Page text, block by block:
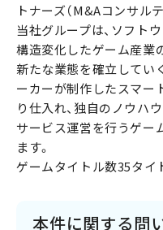
トナーズ（M&Aコンサル
当社グループは、ソフト
構造変化したゲーム産業
新たな業態を確立してい
ーカーが制作したスマー
り仕入れ、独自のノウハ
サービス運営を行うゲー
ます。
ゲームタイトル数35タイ
本件に関する問